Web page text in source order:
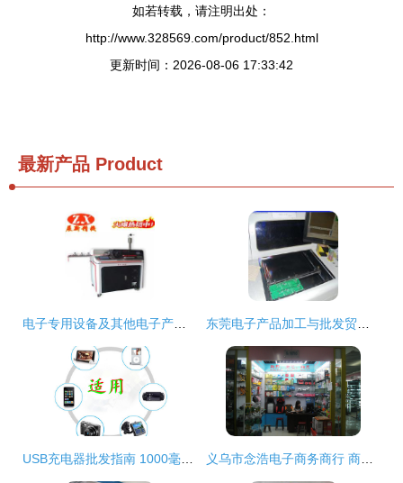
如若转载，请注明出处：
http://www.328569.com/product/852.html
更新时间：2026-08-06 17:33:42
最新产品 Product